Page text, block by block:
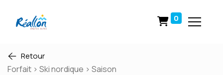
0
Retour
Forfait > Ski nordique > Saison